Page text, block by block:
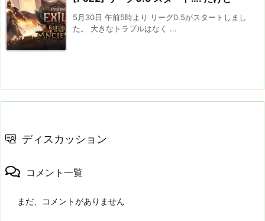
5月30日 午前5時より リーグ0.5がスタートしまし
た。 大きなトラブルはなく ...
ディスカッション
コメント一覧
まだ、コメントがありません